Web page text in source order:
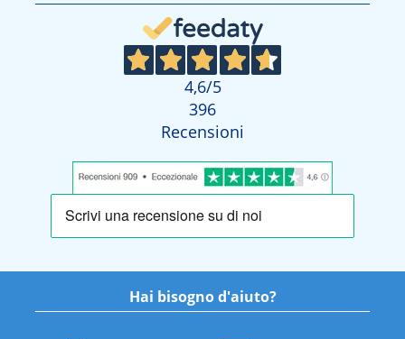
4,6/5
396
Recensioni
Hai bisogno d'aiuto?